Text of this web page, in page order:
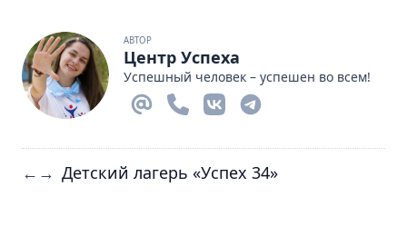
АВТОР
Центр Успеха
Успешный человек – успешен во всем!
← → Детский лагерь «Успех 34»